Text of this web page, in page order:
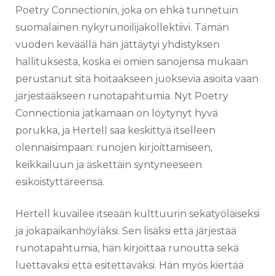
Poetry Connectionin, joka on ehkä tunnetuin
suomalainen nykyrunoilijakollektiivi. Tämän
vuoden keväällä hän jättäytyi yhdistyksen
hallituksesta, koska ei omien sanojensa mukaan
perustanut sitä hoitaakseen juoksevia asioita vaan
järjestääkseen runotapahtumia. Nyt Poetry
Connectionia jatkamaan on löytynyt hyvä
porukka, ja Hertell saa keskittyä itselleen
olennaisimpaan: runojen kirjoittamiseen,
keikkailuun ja äskettäin syntyneeseen
esikoistyttäreensä.
Hertell kuvailee itseään kulttuurin sekatyöläiseksi
ja jokapaikanhöyläksi. Sen lisäksi että järjestää
runotapahtumia, hän kirjoittaa runoutta sekä
luettavaksi että esitettäväksi. Hän myös kiertää